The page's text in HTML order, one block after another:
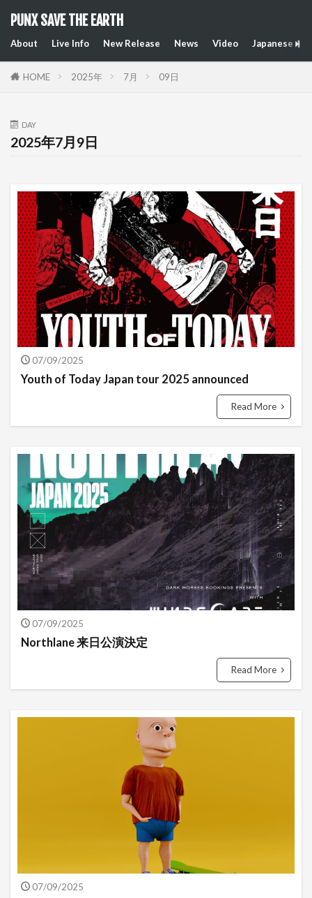
PUNX SAVE THE EARTH
About Live Info New Release News Video Japanese
HOME 2025年 7月 09日
DAY
2025年7月9日
07/09/2025
Youth of Today Japan tour 2025 announced
Read More
07/09/2025
Northlane 来日公演決定
Read More
07/09/2025